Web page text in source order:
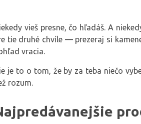
vieš presne, čo hľadáš. A
tie druhé chvíle — prezeraj si
vracia.
je to o tom, že by za teba niečo
rozum.